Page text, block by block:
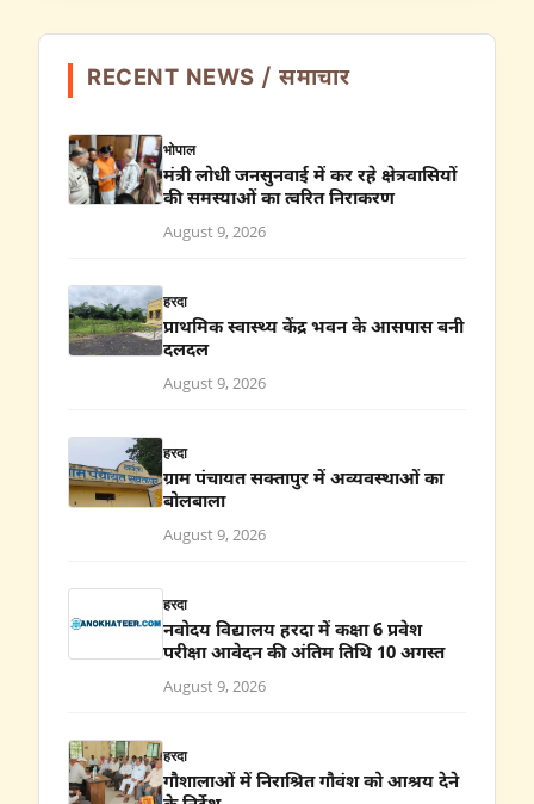
RECENT NEWS / समाचार
भोपाल
मंत्री लोधी जनसुनवाई में कर रहे क्षेत्रवासियों
की समस्याओं का त्वरित निराकरण
August 9, 2026
हरदा
प्राथमिक स्वास्थ्य केंद्र भवन के आसपास बनी
दलदल
August 9, 2026
हरदा
ग्राम पंचायत सक्तापुर में अव्यवस्थाओं का
बोलबाला
August 9, 2026
हरदा
नवोदय विद्यालय हरदा में कक्षा 6 प्रवेश
परीक्षा आवेदन की अंतिम तिथि 10 अगस्त
August 9, 2026
हरदा
गौशालाओं में निराश्रित गौवंश को आश्रय देने